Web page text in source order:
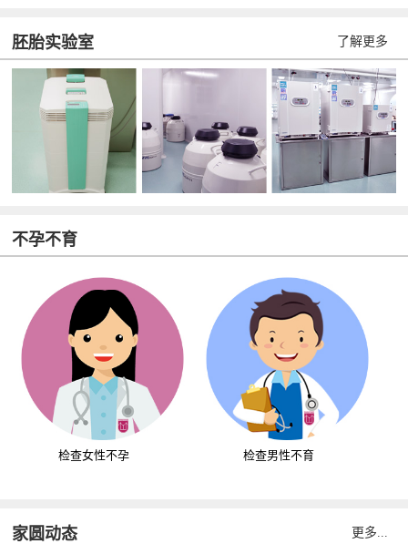
胚胎实验室 了解更多
不孕不育
检查女性不孕 检查男性不育
家圆动态 更多...